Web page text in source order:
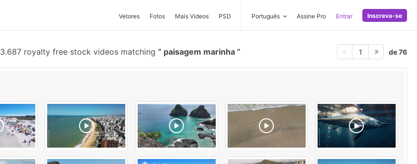
Vetores Fotos Mais Videos PSD Português Assine Pro Entrar Inscreva-se
3.687 royalty free stock videos matching paisagem marinha 1 de 76